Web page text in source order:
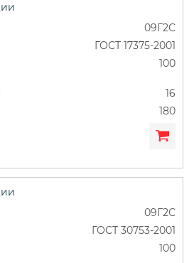
09Г2С
ГОСТ 17375-2001
100
16
180
09Г2С
ГОСТ 30753-2001
100